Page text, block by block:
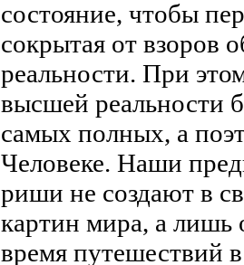
состояние, чтобы
сокрытая от взоров
реальности. При
высшей реальности
самых полных, а
Человеке. Наши
риши не создают в
картин мира, а лишь
время путешествий